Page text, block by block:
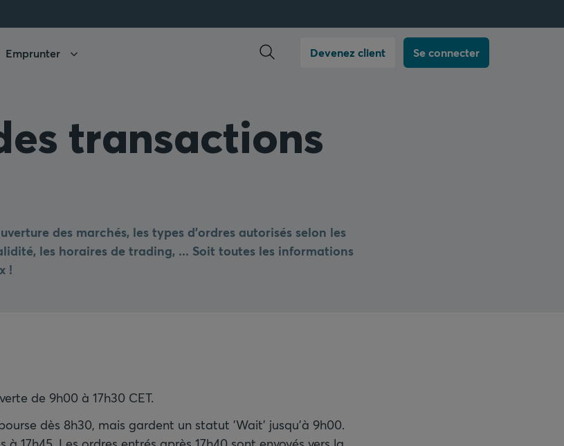
Emprunter Devenez client Se connecter
transactions
des marchés, les types d'ordres autorisés selon les
les horaires de trading, ... Soit toutes les informations
!
de 9h00 à 17h30 CET.
dès 8h30, mais gardent un statut 'Wait' jusqu'à 9h00.